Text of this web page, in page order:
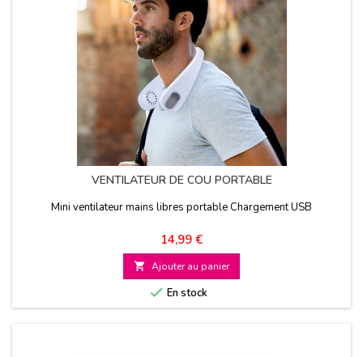
VENTILATEUR DE COU PORTABLE
Mini ventilateur mains libres portable Chargement USB
Prix
14,99 €
 Ajouter au panier
 En stock